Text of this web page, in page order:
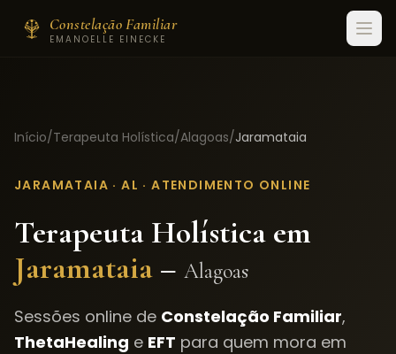
Constelação Familiar
EMANOELLE EINECKE
Início/Terapeuta Holística/Alagoas/Jaramataia
JARAMATAIA ·AL · ATENDIMENTO ONLINE
Terapeuta Holística em
Jaramataia – Alagoas
Sessões online de Constelação Familiar,
ThetaHealing e EFT para quem mora em